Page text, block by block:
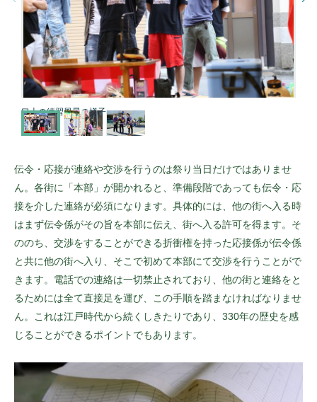
口上の練習風景の様子
伝令・応接が連絡や交渉を行うのは祭り当日だけではありませ
ん。各街に「本部」が開かれると、準備段階であっても伝令・応
接を介した連絡が必須になります。具体的には、他の街へ入る時
はまず伝令係がその旨を本部に伝え、街へ入る許可を得ます。そ
ののち、交渉をすることができる折衝権を持った応接係が伝令係
と共に他の街へ入り、そこで初めて本部にて交渉を行うことがで
きます。電話での連絡は一切禁止されており、他の街と連絡をと
るためには全て直接足を運び、この手順を踏まなければなりませ
ん。これは江戸時代から続くしきたりであり、330年の歴史を感
じることができるポイントでもあります。